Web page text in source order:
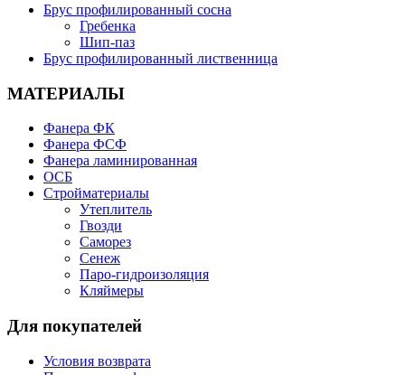
Брус профилированный сосна
Гребенка
Шип-паз
Брус профилированный лиственница
МАТЕРИАЛЫ
Фанера ФК
Фанера ФСФ
Фанера ламинированная
ОСБ
Стройматериалы
Утеплитель
Гвозди
Саморез
Сенеж
Паро-гидроизоляция
Кляймеры
Для покупателей
Условия возврата